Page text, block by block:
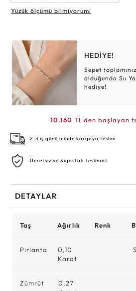
Yüzük ölçümü bilmiyorum!
HEDİYE!
Sepet
olduğunda Su
hediye!
10.160 TL'den başlayan
2-3 iş günü içinde kargoya teslim
Ücretsiz ve Sigortalı Teslimat
DETAYLAR
Taş Ağırlık Renk
Pırlanta
0,10
Karat
Zümrüt
0,27